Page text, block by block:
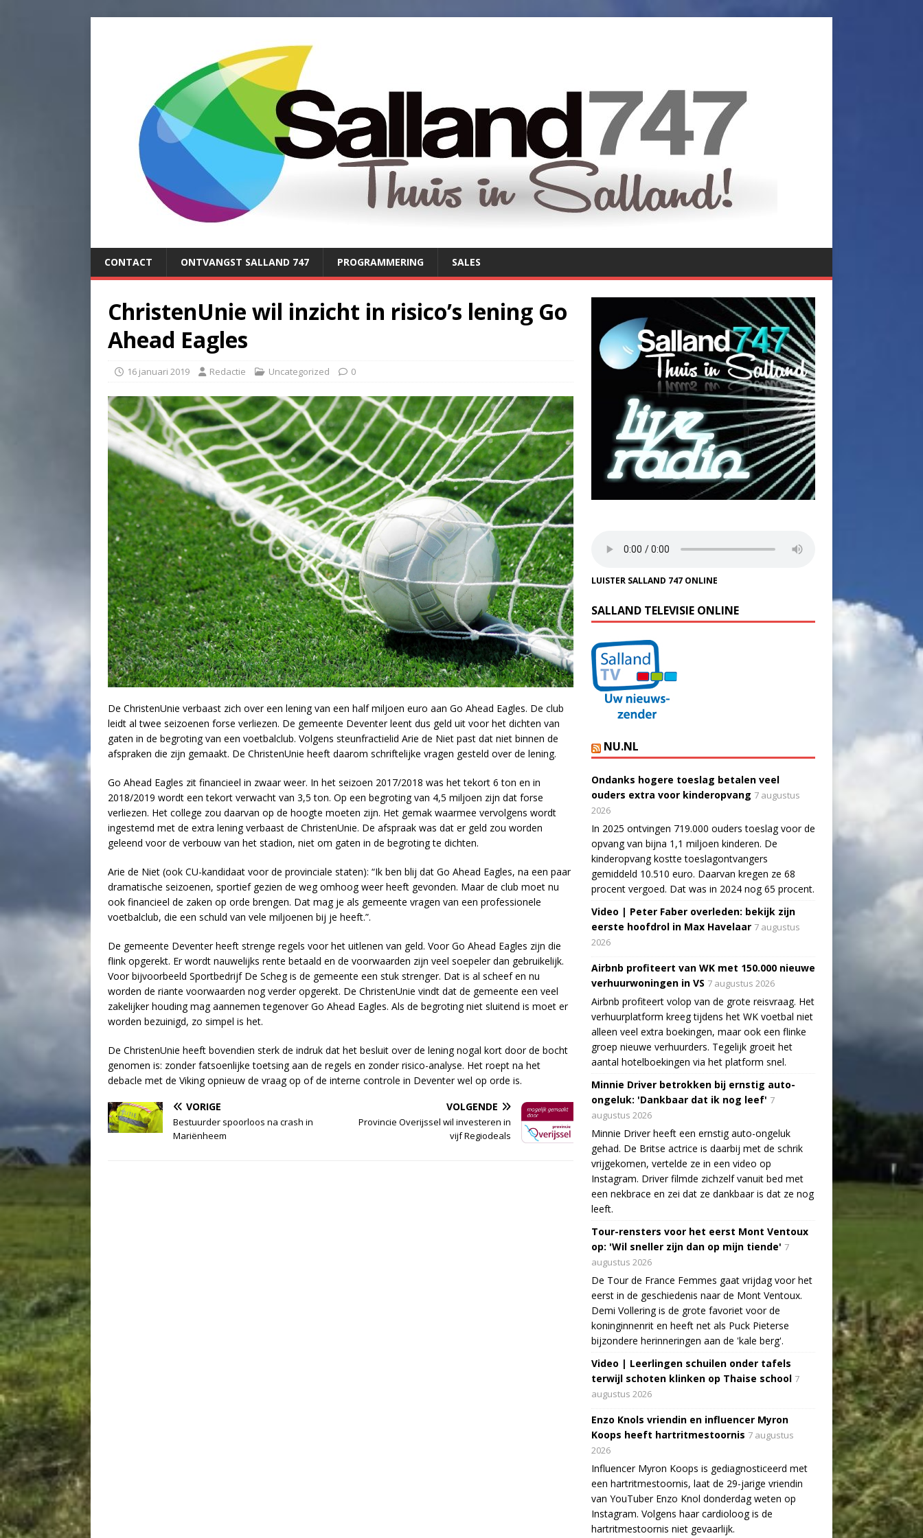
CONTACT ONTVANGST SALLAND 747 PROGRAMMERING SALES
ChristenUnie wil inzicht in risico’s lening Go
Ahead Eagles
16 januari 2019 Redactie Uncategorized 0
De ChristenUnie verbaast zich over een lening van een half miljoen euro aan Go Ahead Eagles. De club
leidt al twee seizoenen forse verliezen. De gemeente Deventer leent dus geld uit voor het dichten van
gaten in de begroting van een voetbalclub. Volgens steunfractielid Arie de Niet past dat niet binnen de
afspraken die zijn gemaakt. De ChristenUnie heeft daarom schriftelijke vragen gesteld over de lening.
Go Ahead Eagles zit financieel in zwaar weer. In het seizoen 2017/2018 was het tekort 6 ton en in
2018/2019 wordt een tekort verwacht van 3,5 ton. Op een begroting van 4,5 miljoen zijn dat forse
verliezen. Het college zou daarvan op de hoogte moeten zijn. Het gemak waarmee vervolgens wordt
ingestemd met de extra lening verbaast de ChristenUnie. De afspraak was dat er geld zou worden
geleend voor de verbouw van het stadion, niet om gaten in de begroting te dichten.
Arie de Niet (ook CU-kandidaat voor de provinciale staten): “Ik ben blij dat Go Ahead Eagles, na een paar
dramatische seizoenen, sportief gezien de weg omhoog weer heeft gevonden. Maar de club moet nu
ook financieel de zaken op orde brengen. Dat mag je als gemeente vragen van een professionele
voetbalclub, die een schuld van vele miljoenen bij je heeft.”.
De gemeente Deventer heeft strenge regels voor het uitlenen van geld. Voor Go Ahead Eagles zijn die
flink opgerekt. Er wordt nauwelijks rente betaald en de voorwaarden zijn veel soepeler dan gebruikelijk.
Voor bijvoorbeeld Sportbedrijf De Scheg is de gemeente een stuk strenger. Dat is al scheef en nu
worden de riante voorwaarden nog verder opgerekt. De ChristenUnie vindt dat de gemeente een veel
zakelijker houding mag aannemen tegenover Go Ahead Eagles. Als de begroting niet sluitend is moet er
worden bezuinigd, zo simpel is het.
De ChristenUnie heeft bovendien sterk de indruk dat het besluit over de lening nogal kort door de bocht
genomen is: zonder fatsoenlijke toetsing aan de regels en zonder risico-analyse. Het roept na het
debacle met de Viking opnieuw de vraag op of de interne controle in Deventer wel op orde is.
VORIGE
Bestuurder spoorloos na crash in
Mariënheem
VOLGENDE
Provincie Overijssel wil investeren in
vijf Regiodeals
LUISTER SALLAND 747 ONLINE
SALLAND TELEVISIE ONLINE
NU.NL
Ondanks hogere toeslag betalen veel
ouders extra voor kinderopvang 7 augustus
2026
In 2025 ontvingen 719.000 ouders toeslag voor de
opvang van bijna 1,1 miljoen kinderen. De
kinderopvang kostte toeslagontvangers
gemiddeld 10.510 euro. Daarvan kregen ze 68
procent vergoed. Dat was in 2024 nog 65 procent.
Video | Peter Faber overleden: bekijk zijn
eerste hoofdrol in Max Havelaar 7 augustus
2026
Airbnb profiteert van WK met 150.000 nieuwe
verhuurwoningen in VS 7 augustus 2026
Airbnb profiteert volop van de grote reisvraag. Het
verhuurplatform kreeg tijdens het WK voetbal niet
alleen veel extra boekingen, maar ook een flinke
groep nieuwe verhuurders. Tegelijk groeit het
aantal hotelboekingen via het platform snel.
Minnie Driver betrokken bij ernstig auto-
ongeluk: 'Dankbaar dat ik nog leef' 7
augustus 2026
Minnie Driver heeft een ernstig auto-ongeluk
gehad. De Britse actrice is daarbij met de schrik
vrijgekomen, vertelde ze in een video op
Instagram. Driver filmde zichzelf vanuit bed met
een nekbrace en zei dat ze dankbaar is dat ze nog
leeft.
Tour-rensters voor het eerst Mont Ventoux
op: 'Wil sneller zijn dan op mijn tiende' 7
augustus 2026
De Tour de France Femmes gaat vrijdag voor het
eerst in de geschiedenis naar de Mont Ventoux.
Demi Vollering is de grote favoriet voor de
koninginnenrit en heeft net als Puck Pieterse
bijzondere herinneringen aan de 'kale berg'.
Video | Leerlingen schuilen onder tafels
terwijl schoten klinken op Thaise school 7
augustus 2026
Enzo Knols vriendin en influencer Myron
Koops heeft hartritmestoornis 7 augustus
2026
Influencer Myron Koops is gediagnosticeerd met
een hartritmestoornis, laat de 29-jarige vriendin
van YouTuber Enzo Knol donderdag weten op
Instagram. Volgens haar cardioloog is de
hartritmestoornis niet gevaarlijk.